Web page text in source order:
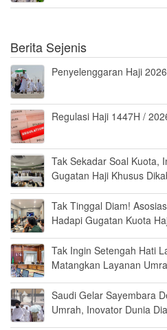
Berita Sejenis
Penyelenggaran Haji
Regulasi Haji 1447H /
Tak Sekadar Soal Kuota,
Gugatan Haji Khusus
Tak Tinggal Diam!
Hadapi Gugatan Kuota
Tak Ingin Setengah Hati
Matangkan Layanan
Saudi Gelar Sayembara
Umrah, Inovator Dunia